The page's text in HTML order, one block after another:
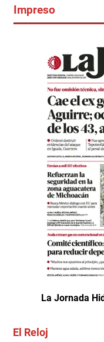
Impreso
La Jornada
El Reloj